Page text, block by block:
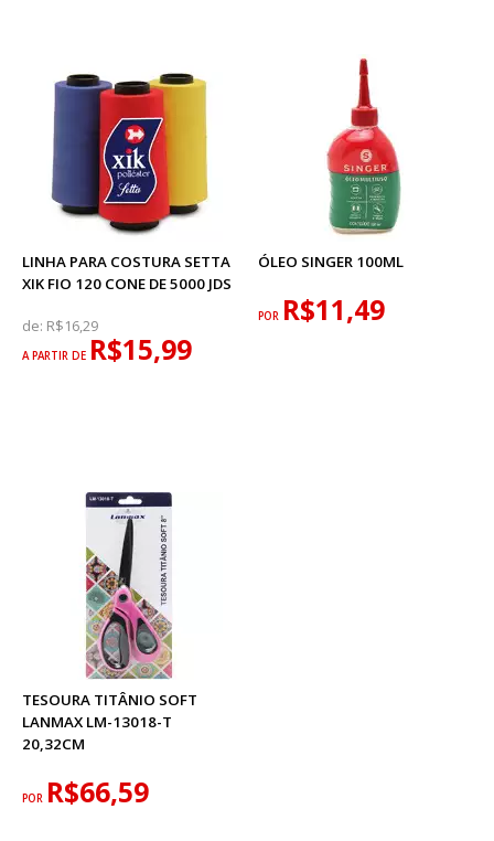
LINHA PARA COSTURA SETTA
XIK FIO 120 CONE DE 5000 JDS
de: R$16,29
A PARTIR DE R$15,99
ÓLEO SINGER 100ML
POR R$11,49
TESOURA TITÂNIO SOFT
LANMAX LM-13018-T
20,32CM
POR R$66,59